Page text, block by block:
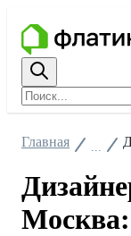
Главная
Москва: